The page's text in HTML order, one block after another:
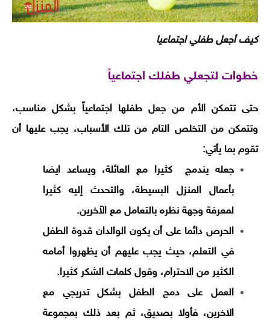
كيف أجعل طفلي اجتماعيا
خطوات لتجعلي طفلك اجتماعياً
حتى تتمكن الأم من جعل طفلها اجتماعياً بشكل مناسب،
وتتمكن من التخلص التام من تلك الأسباب، يجب عليها أن
تقوم بما يأتي:
جعله يندمج كثيرا مع العائلة، ويساعد ايضا
بأعمال المنزل البسيطة، والتحدث إليه كثيرا
لمعرفة وجهة نظره بالتعامل مع الاَخرين.
الحرص دائما على أن يكون الوالدان قدوة الطفل
في التعلم، حيث يجب عليهم أن يظهروا أمامه
الكثير من الاحترام، وقول كلمات الشكر كثيرا.
العمل على دمج الطفل بشكل تدريجي مع
الاخرين، فأولا بصديق، ثم بعد ذلك بمجموعة